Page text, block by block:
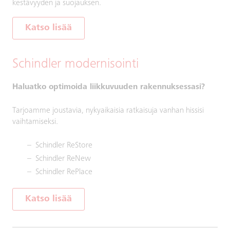
kestävyyden ja suojauksen.
Katso lisää
Schindler modernisointi
Haluatko optimoida liikkuvuuden rakennuksessasi?
Tarjoamme joustavia, nykyaikaisia ratkaisuja vanhan hissisi
vaihtamiseksi.
Schindler ReStore
Schindler ReNew
Schindler RePlace
Katso lisää